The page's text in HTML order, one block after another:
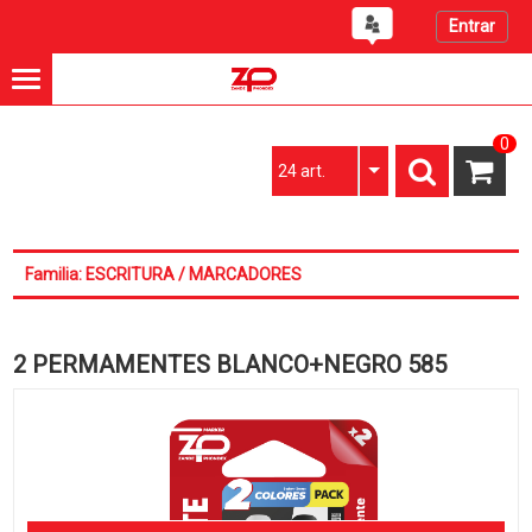
Entrar
0
24 art.
Familia: ESCRITURA / MARCADORES
2 PERMAMENTES BLANCO+NEGRO 585